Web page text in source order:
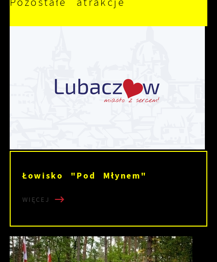
Łowisko "Pod Młynem"
WIĘCEJ